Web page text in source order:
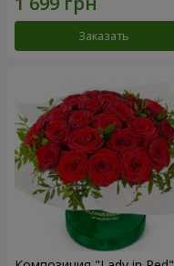
Заказать